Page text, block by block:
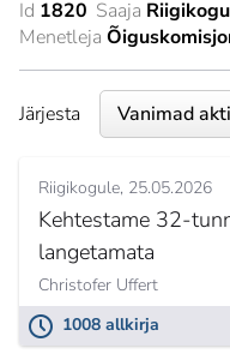
Id 1820 Saaja Riigikogu
Menetleja
Järjesta
Riigikogule 25.05.2026
Kehtestame 32-
langetamata
Christofer Uffert
1008 allkirja